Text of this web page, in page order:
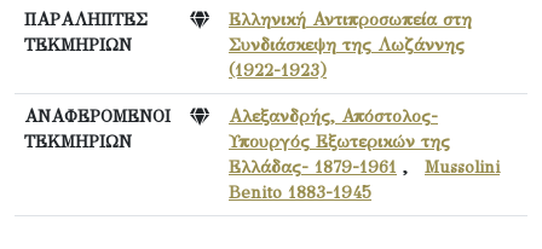
ΠΑΡΑΛΗΠΤΕΣ
ΤΕΚΜΗΡΙΩΝ
Ελληνική Αντιπροσωπεία στη
Συνδιάσκεψη της Λωζάννης
(1922-1923)
ΑΝΑΦΕΡΟΜΕΝΟΙ
ΤΕΚΜΗΡΙΩΝ
Αλεξανδρής, Απόστολος-
Υπουργός Εξωτερικών της
Ελλάδας- 1879-1961 , Mussolini
Benito 1883-1945